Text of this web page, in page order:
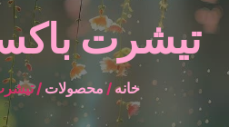
تیشرت باکسی
خانه/محصولات/ تیشرت